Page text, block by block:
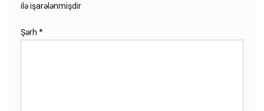
ilə işarələnmişdir
Şərh *